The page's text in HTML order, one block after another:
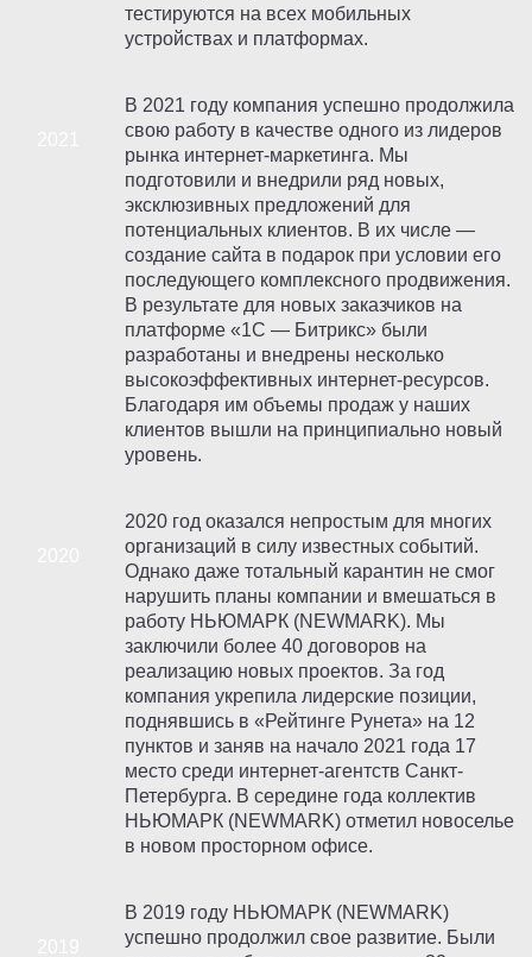
тестируются на всех мобильных
устройствах и платформах.
В 2021 году компания успешно продолжила
свою работу в качестве одного из лидеров
рынка интернет-маркетинга. Мы
подготовили и внедрили ряд новых,
эксклюзивных предложений для
потенциальных клиентов. В их числе —
создание сайта в подарок при условии его
последующего комплексного продвижения.
В результате для новых заказчиков на
платформе «1С — Битрикс» были
разработаны и внедрены несколько
высокоэффективных интернет-ресурсов.
Благодаря им объемы продаж у наших
клиентов вышли на принципиально новый
уровень.
2020 год оказался непростым для многих
организаций в силу известных событий.
Однако даже тотальный карантин не смог
нарушить планы компании и вмешаться в
работу НЬЮМАРК (NEWMARK). Мы
заключили более 40 договоров на
реализацию новых проектов. За год
компания укрепила лидерские позиции,
поднявшись в «Рейтинге Рунета» на 12
пунктов и заняв на начало 2021 года 17
место среди интернет-агентств Санкт-
Петербурга. В середине года коллектив
НЬЮМАРК (NEWMARK) отметил новоселье
в новом просторном офисе.
В 2019 году НЬЮМАРК (NEWMARK)
успешно продолжил свое развитие. Были